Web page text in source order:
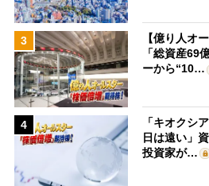
3
【億り人オ
「総資産69
ーから“10…
4
「キオクシ
日は遠い」
投資家が…